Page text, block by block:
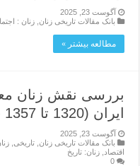
آگوست 23, 2025
بانک مقالات تاریخی زنان ,زنان :
مطالعه بیشتر »
بررسی نقش زنان
ایران (1320 تا 1357 خورشیدی)
آگوست 23, 2025
بانک مقالات تاریخی زنان ,تاریخی ,
اقتصاد
,زنان: تاریخ
0